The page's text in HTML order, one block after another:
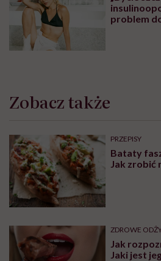
problem
Zobacz także
PRZEPISY
Bataty
Jak zrobić
ZDROWE
Jak
Jaki jest